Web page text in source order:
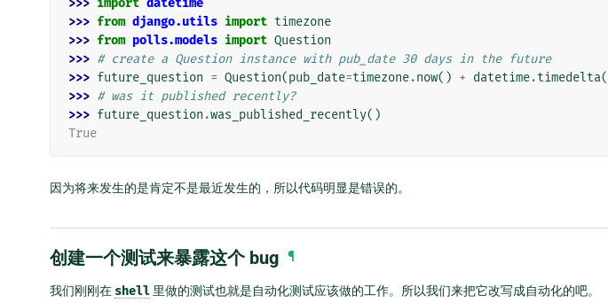
>>> from django.utils import timezone
>>> from polls.models import Question
>>> # create a Question instance with pub_date 30 days in the future
>>> future_question = Question(pub_date=timezone.now() + datetime.timedelta(
>>> # was it published recently?
>>> future_question .was_published_recently()
True
因为将来发生的是肯定不是最近发生的，所以代码明显是错误的。
创建一个测试来暴露这个 bug ¶
我们刚刚在 shell 里做的测试也就是自动化测试应该做的工作。所以我们来把它改写成自动化的吧。